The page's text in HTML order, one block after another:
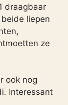
draagbaar
liepen
ze
ook nog
Interessant